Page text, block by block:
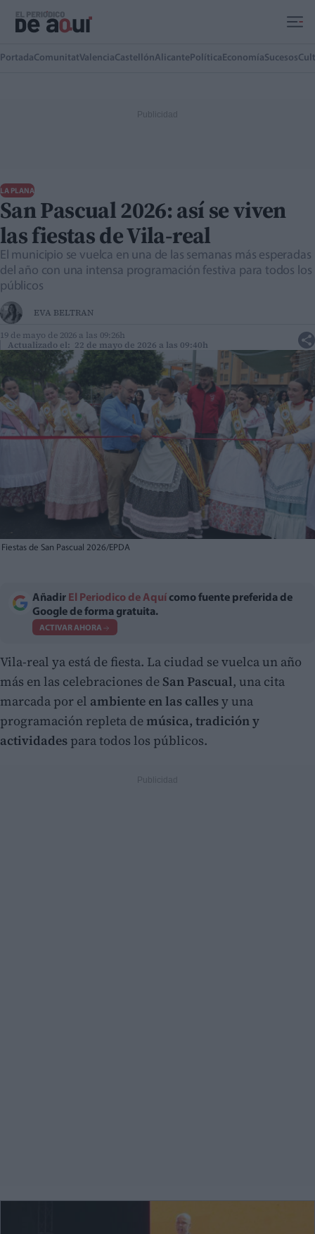
PortadaComunitatValenciaCastellónAlicante Política EconomíaSucesos
LA PLANA
San Pascual 2026: así se viven
las fiestas de Vila-real
El municipio se vuelca en una de las semanas más esperadas
del año con una intensa programación festiva para todos los
públicos
EVA BELTRAN
19 de mayo de 2026 a las 09:26h
Actualizado el: 22 de mayo de 2026 a las 09:40h
Fiestas de San Pascual 2026/EPDA
Añadir El Periodico de Aquí como fuente preferida de
Google de forma gratuita.
ACTIVAR AHORA
Vila-real ya está de fiesta. La ciudad se vuelca un año
más en las celebraciones de San Pascual, una cita
marcada por el ambiente en las callesy una
programación repleta demúsica, tradición y
actividades para todos los públicos.